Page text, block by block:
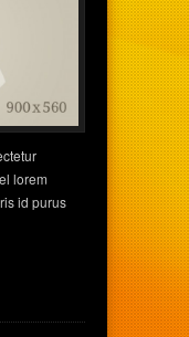
lorem
id purus